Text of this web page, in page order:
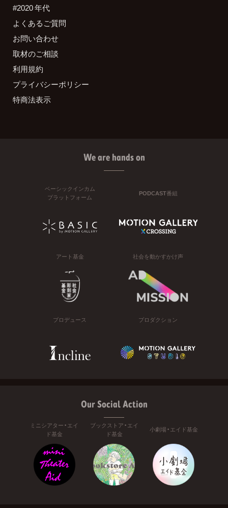
#2020 年代
よくあるご質問
お問い合わせ
取材のご相談
利用規約
プライバシーポリシー
特商法表示
We are hands on
ベーシックインカム
プラットフォーム
PODCAST番組
アート基金 社会を動かすかけ声
プロデュース プロダクション
Our Social Action
ミニシアター・エイ
ド基金
ブックストア・エイ
ド基金
小劇場・エイド基金